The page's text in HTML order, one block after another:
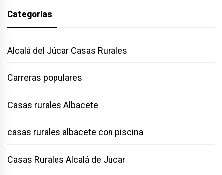
Categorías
Alcalá del Júcar Casas Rurales
Carreras populares
Casas rurales Albacete
casas rurales albacete con piscina
Casas Rurales Alcalá de Júcar